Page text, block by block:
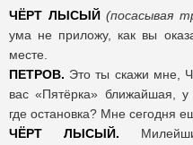
ЧЁРТ ЛЫСЫЙ (посасывая
ума не приложу, как вы
месте.
ПЕТРОВ. Это ты скажи мне,
вас «Пятёрка» ближайшая,
где остановка? Мне сегодня
ЧЁРТ ЛЫСЫЙ.